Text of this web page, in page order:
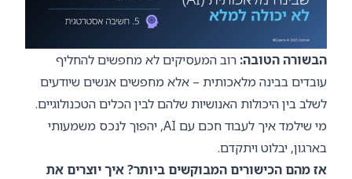
הבשורה הטובה: רוב המעסיקים לא מחפשים להחליף
עובדים בבינה מלאכותית – אלא מחפשים אנשים שיודעים
לשלב בין היכולות האנושיות שלהם לבין הכלים הטכנולוגיים.
מי שילמד איך לעבוד חכם עם AI, יהפוך לנכס משמעותי
בארגון, יבלוט ויתקדם.
אז מהם הכישורים המבוקשים ביותר? איך יוצרים את